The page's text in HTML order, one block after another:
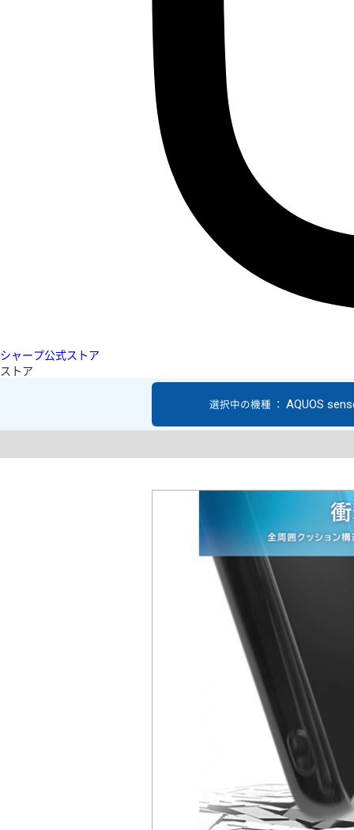
シャープ公式ストア
ストア
選択中の機種 ： AQUOS